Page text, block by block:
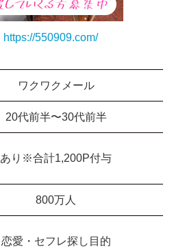
https://550909.com/
ワクワクメール
20代前半〜30代前半
あり※合計1,200P付与
800万人
恋愛・セフレ探し目的